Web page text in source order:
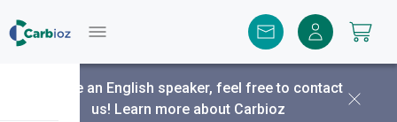
You are an English speaker, feel free to contact
us! Learn more about Carbioz